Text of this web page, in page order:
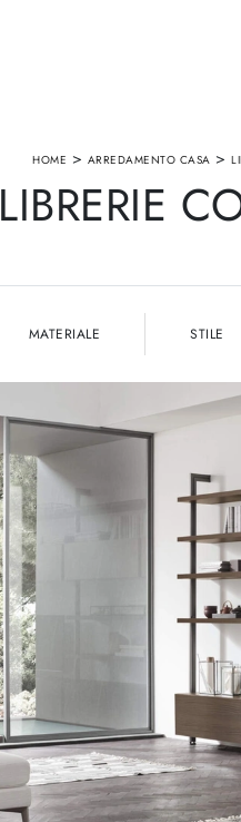
HOME > ARREDAMENTO CASA >
LIBRERIE
MATERIALE STILE